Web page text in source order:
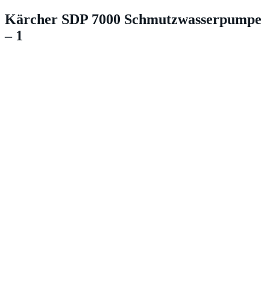
Kärcher SDP 7000 Schmutzwasserpumpe
– 1